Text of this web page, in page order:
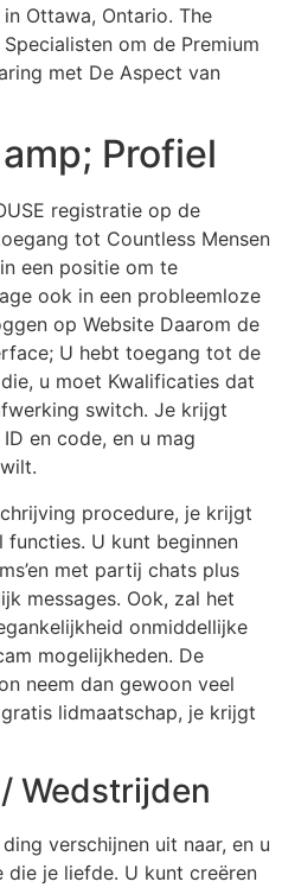
Ottawa, Ontario. The
om de Premium
met De Aspect van
Profiel
registratie op de
tot Countless Mensen
een positie om te
ook in een probleemloze
op Website Daarom de
U hebt toegang tot de
u moet Kwalificaties dat
switch. Je krijgt
en code, en u mag
procedure, je krijgt
U kunt beginnen
met partij chats plus
messages. Ook, zal het
onmiddellijke
mogelijkheden. De
neem dan gewoon veel
lidmaatschap, je krijgt
Wedstrijden
verschijnen uit naar, en u
die je liefde. U kunt creëren